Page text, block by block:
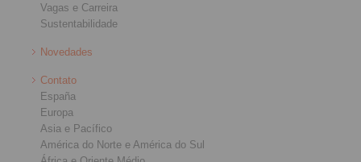
Vagas e Carreira
Sustentabilidade
Novedades
Contato
España
Europa
Asia e Pacífico
América do Norte e América do Sul